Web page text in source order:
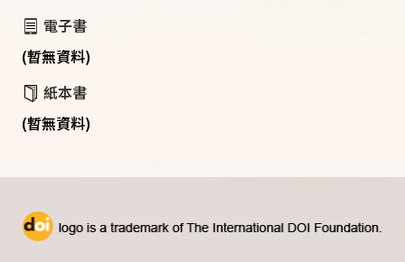
電子書
(暫無資料)
紙本書
(暫無資料)